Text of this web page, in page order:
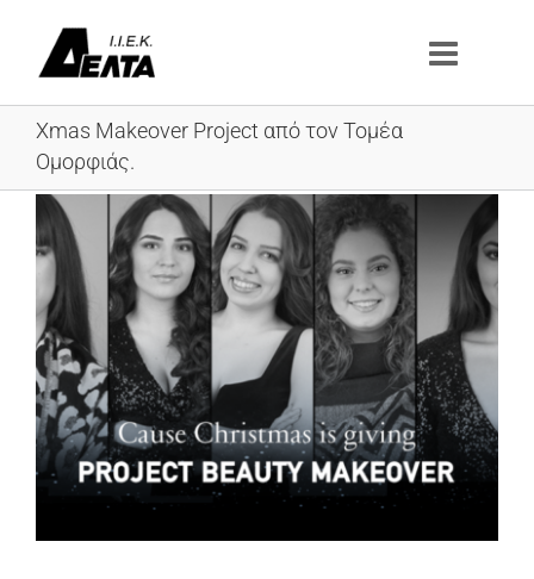
περιεχόμενο
Xmas Makeover Project από τον Τομέα
Ομορφιάς.
Προβολή
μεγαλύτερης
εικόνας